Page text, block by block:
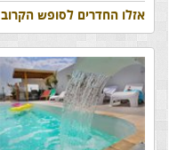
אזלו החדרים לסופש הקרוב